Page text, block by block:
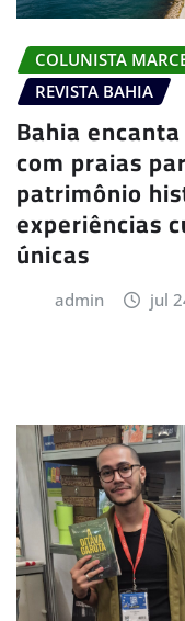
COLUNISTA
REVISTA BAHIA
Bahia
com praias
patrimônio
experiências
únicas
admin jul